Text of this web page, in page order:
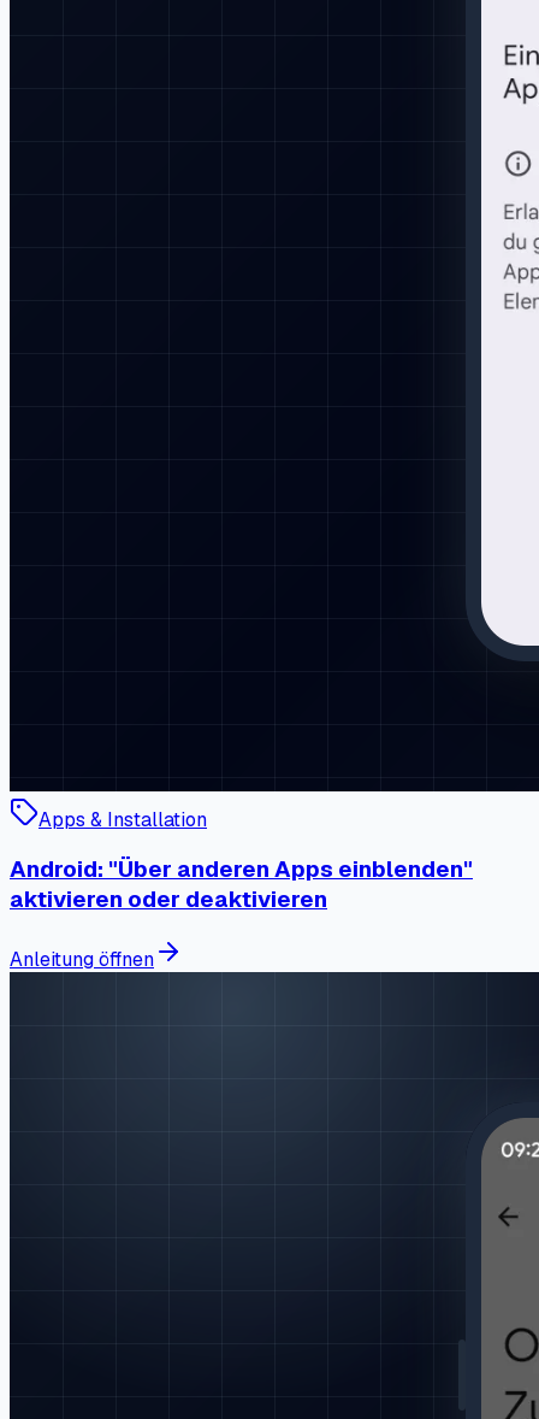
Apps & Installation
Android: "Über anderen Apps einblenden"
aktivieren oder deaktivieren
Anleitung öffnen